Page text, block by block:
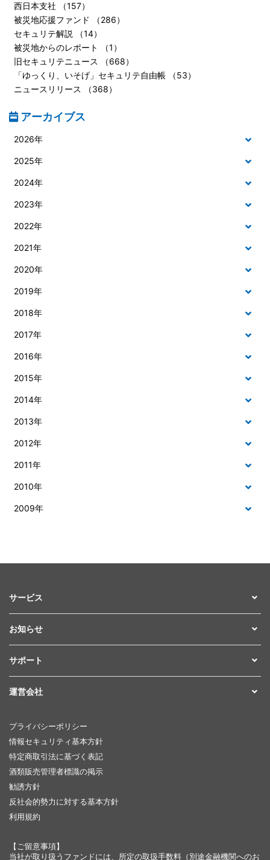
西日本支社 （157）
被災地応援ファンド （286）
セキュリテ解説 （14）
被災地からのレポート （1）
旧セキュリテニュース （668）
「ゆっくり、いそげ」セキュリテ自由帳 （53）
ニュースリリース （368）
アーカイブス
2026年
2025年
2024年
2023年
2022年
2021年
2020年
2019年
2018年
2017年
2016年
2015年
2014年
2013年
2012年
2011年
2010年
2009年
サービス
お知らせ
サポート
運営会社
プライバシーポリシー
情報セキュリティ基本方針
特定商取引法に基づく表記
酒類販売管理者標識の掲示
勧誘方針
反社会的勢力に対する基本方針
利用規約
【ご留意事項】
当社が取り扱うファンドには、所定の取扱手数料（別途金融機関へのお